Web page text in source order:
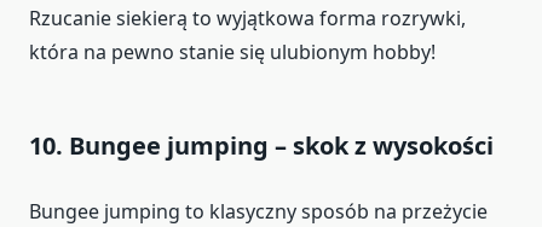
Rzucanie siekierą to wyjątkowa forma rozrywki,
która na pewno stanie się ulubionym hobby!
10. Bungee jumping – skok z wysokości
Bungee jumping to klasyczny sposób na przeżycie